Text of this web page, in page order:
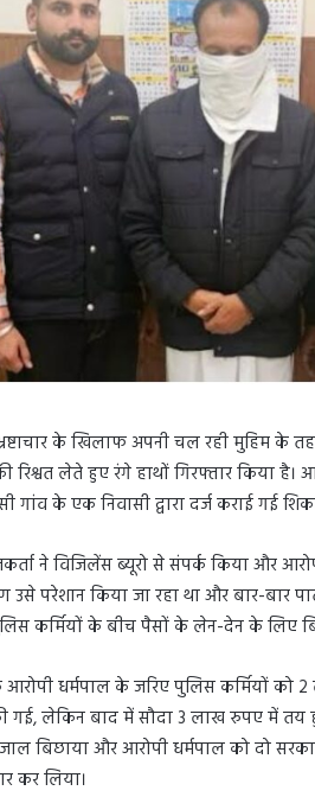
के खिलाफ अपनी चल रही मुहिम के
रिश्वत लेते हुए रंगे हाथों गिरफ्तार किया
गांव के एक निवासी द्वारा दर्ज कराई गई
ने विजिलेंस ब्यूरो से संपर्क किया और
परेशान किया जा रहा था और बार-बार
कर्मियों के बीच पैसों के लेन-देन के लिए
धर्मपाल के जरिए पुलिस कर्मियों को
लेकिन बाद में सौदा 3 लाख रुपए में तय
बिछाया और आरोपी धर्मपाल को दो
कर लिया।